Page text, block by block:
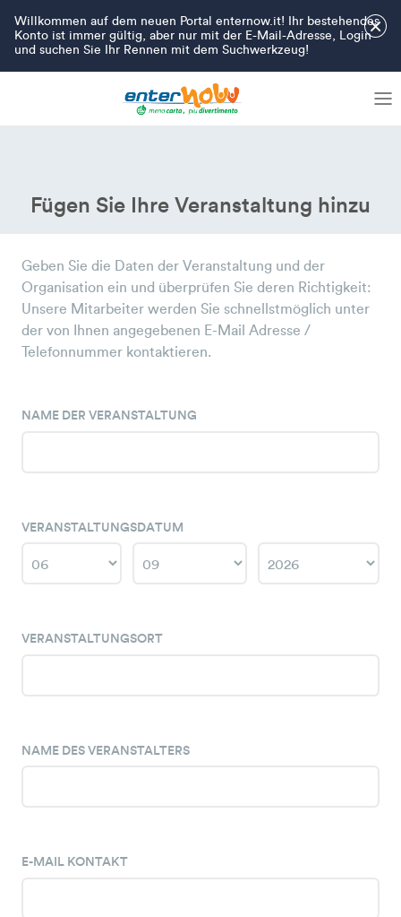
×
Willkommen auf dem neuen Portal enternow.it! Ihr bestehendes
Konto ist immer gültig, aber nur mit der E-Mail-Adresse, Login
und suchen Sie Ihr Rennen mit dem Suchwerkzeug!
Fügen Sie Ihre Veranstaltung hinzu
Geben Sie die Daten der Veranstaltung und der
Organisation ein und überprüfen Sie deren Richtigkeit:
Unsere Mitarbeiter werden Sie schnellstmöglich unter
der von Ihnen angegebenen E-Mail Adresse /
Telefonnummer kontaktieren.
NAME DER VERANSTALTUNG
VERANSTALTUNGSDATUM
VERANSTALTUNGSORT
NAME DES VERANSTALTERS
E-MAIL KONTAKT